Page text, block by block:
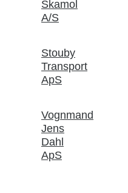
Skamol
A/S
Stouby
Transport
ApS
Vognmand
Jens
Dahl
ApS